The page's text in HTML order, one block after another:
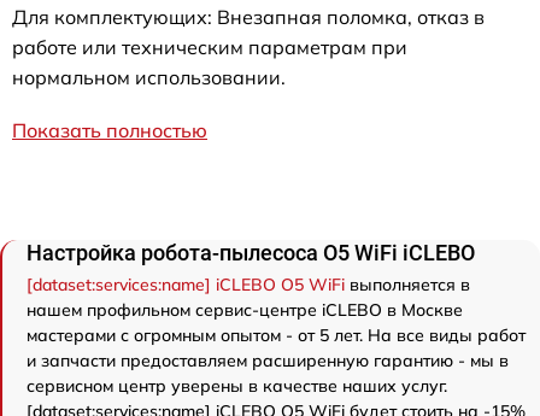
Для комплектующих: Внезапная поломка, отказ в
работе или техническим параметрам при
нормальном использовании.
Показать полностью
Настройка робота-пылесоса O5 WiFi iCLEBO
[dataset:services:name] iCLEBO O5 WiFi выполняется в
нашем профильном сервис-центре iCLEBO в Москве
мастерами с огромным опытом - от 5 лет. На все виды работ
и запчасти предоставляем расширенную гарантию - мы в
сервисном центр уверены в качестве наших услуг.
[dataset:services:name] iCLEBO O5 WiFi будет стоить на -15%